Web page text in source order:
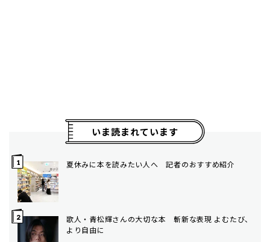
いま読まれています
夏休みに本を読みたい人へ 記者のおすすめ紹介
歌人・青松輝さんの大切な本 斬新な表現 よむたび、
より自由に